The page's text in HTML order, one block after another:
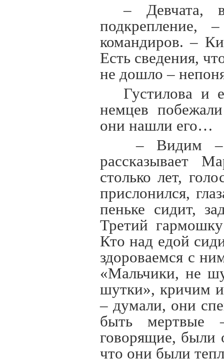
– Девчата,
подкрепление,
командиров. –
Есть сведения,
не дошло –
Густилова и
немцев
они нашли его…
– Видим –
рассказывает
столько лет,
прислонился,
пеньке сидит,
Третий
Кто над едой
здороваемся с
«Мальчики, не
шутки», кричим
– думали, они
быть мертвые
говорящие, были
что они были